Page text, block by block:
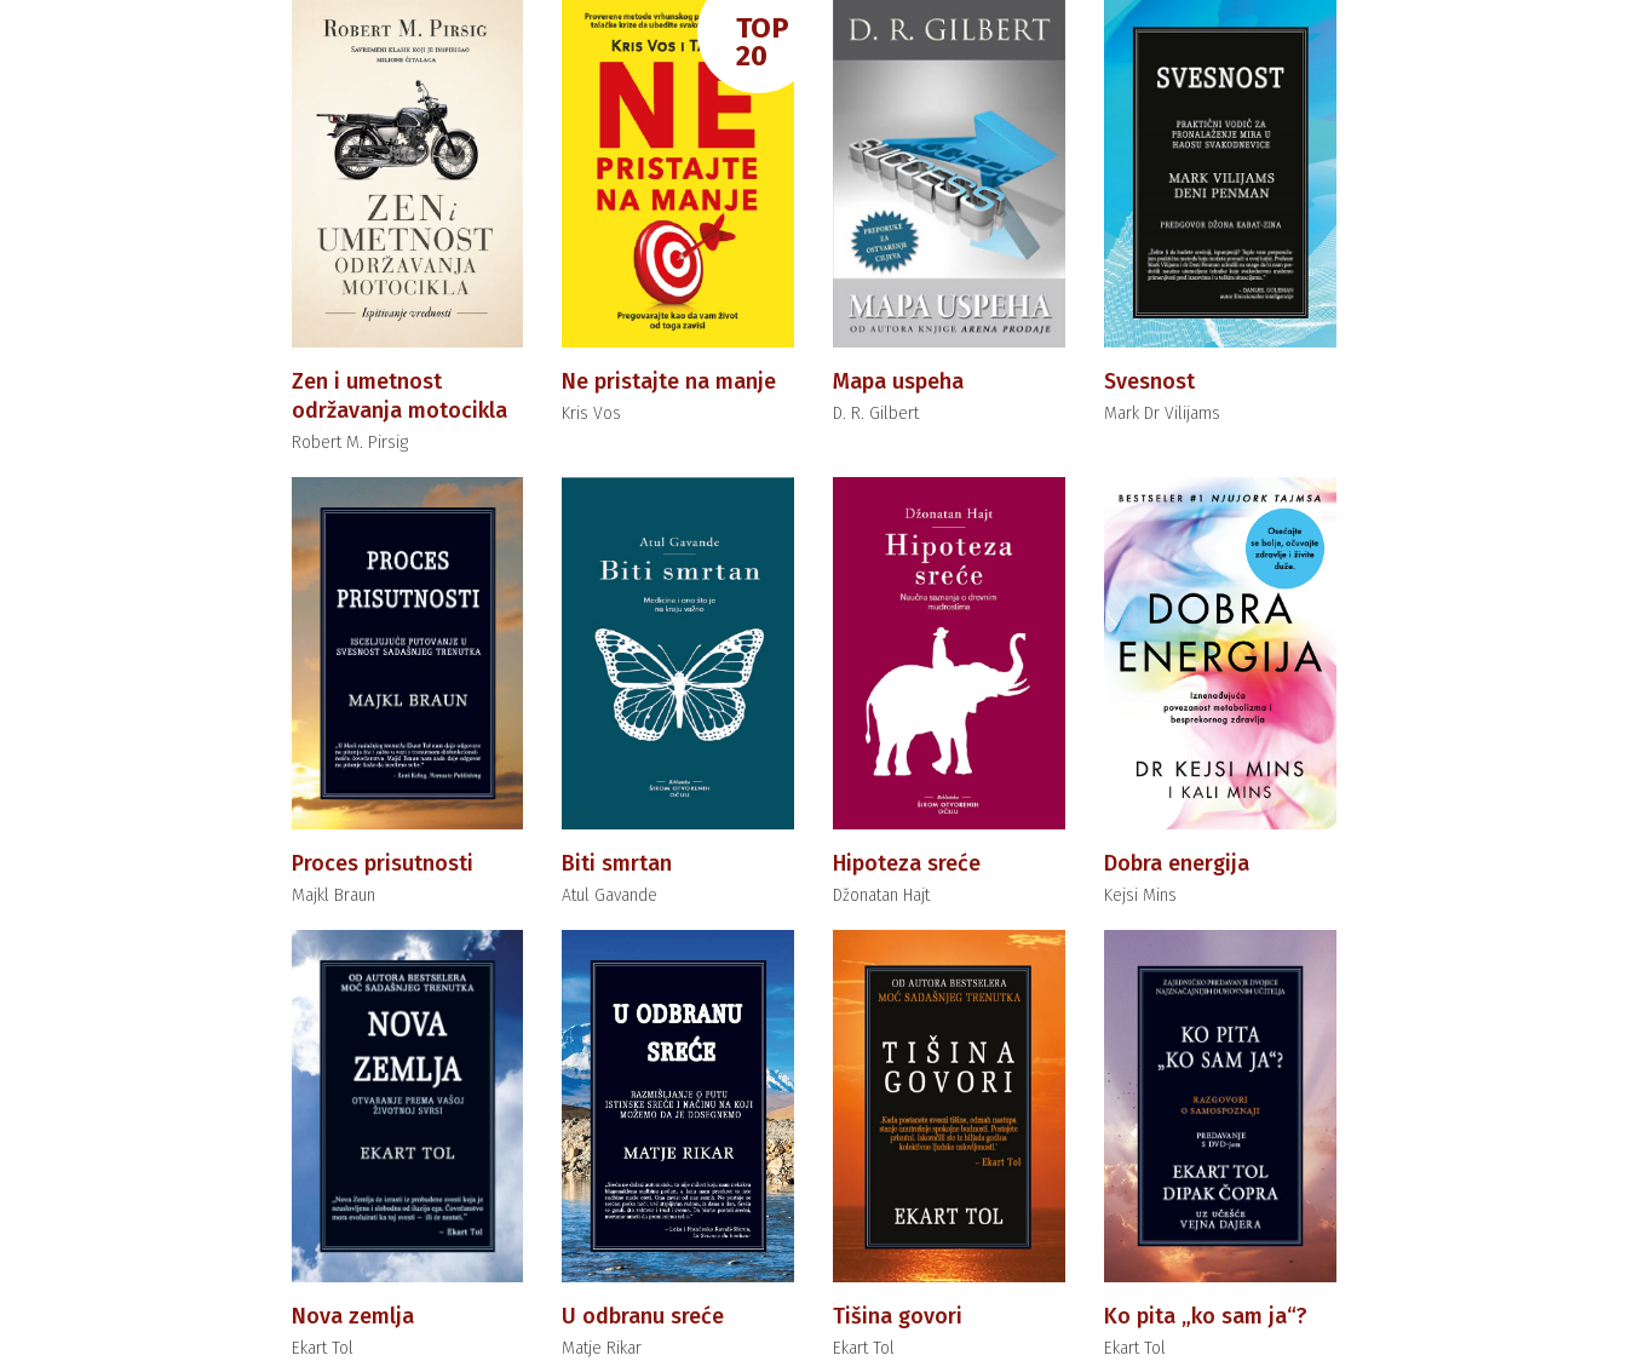
Zen i umetnost
održavanja motocikla
Robert M. Pirsig
TOP
20
Ne pristajte na manje
Kris Vos
Mapa uspeha
D. R. Gilbert
Svesnost
Mark Dr Vilijams
Proces prisutnosti
Majkl Braun
Biti smrtan
Atul Gavande
Hipoteza sreće
Džonatan Hajt
Dobra energija
Kejsi Mins
Nova zemlja
Ekart Tol
U odbranu sreće
Matje Rikar
Tišina govori
Ekart Tol
Ko pita „ko sam ja“?
Ekart Tol